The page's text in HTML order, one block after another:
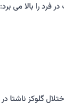
فرد را بالا می برد: